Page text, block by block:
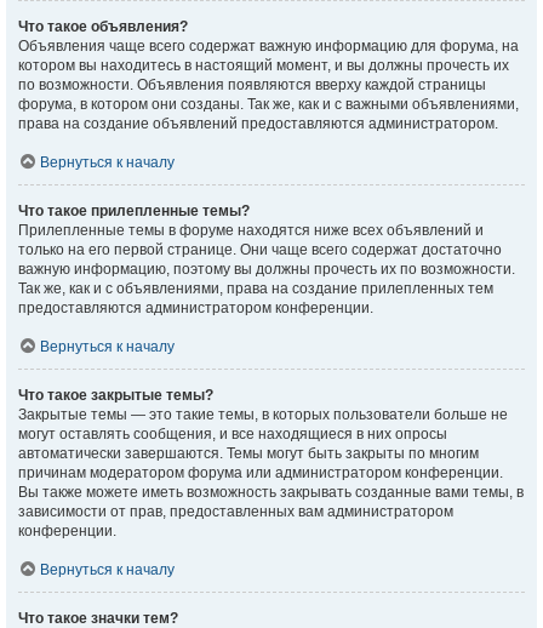
Что такое объявления?
Объявления чаще всего содержат важную информацию для форума, на
котором вы находитесь в настоящий момент, и вы должны прочесть их
по возможности. Объявления появляются вверху каждой страницы
форума, в котором они созданы. Так же, как и с важными объявлениями,
права на создание объявлений предоставляются администратором.
Вернуться к началу
Что такое прилепленные темы?
Прилепленные темы в форуме находятся ниже всех объявлений и
только на его первой странице. Они чаще всего содержат достаточно
важную информацию, поэтому вы должны прочесть их по возможности.
Так же, как и с объявлениями, права на создание прилепленных тем
предоставляются администратором конференции.
Вернуться к началу
Что такое закрытые темы?
Закрытые темы — это такие темы, в которых пользователи больше не
могут оставлять сообщения, и все находящиеся в них опросы
автоматически завершаются. Темы могут быть закрыты по многим
причинам модератором форума или администратором конференции.
Вы также можете иметь возможность закрывать созданные вами темы, в
зависимости от прав, предоставленных вам администратором
конференции.
Вернуться к началу
Что такое значки тем?